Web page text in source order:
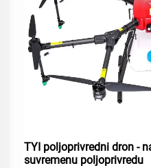
TYI poljoprivredni dron -
suvremenu poljoprivredu